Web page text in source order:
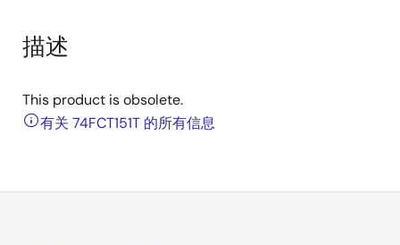
描述
This product is obsolete.
有关 74FCT151T 的所有信息